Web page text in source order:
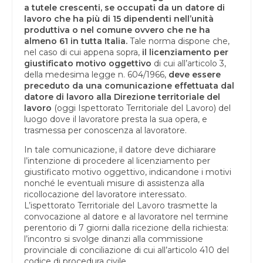
a tutele crescenti, se occupati da un datore di
lavoro che ha più di 15 dipendenti nell’unità
produttiva o nel comune ovvero che ne ha
almeno 61 in tutta Italia. Tale norma dispone che,
nel caso di cui appena sopra, il licenziamento per
giustificato motivo oggettivo di cui all’articolo 3,
della medesima legge n. 604/1966, deve essere
preceduto da una comunicazione effettuata dal
datore di lavoro alla Direzione territoriale del
lavoro (oggi Ispettorato Territoriale del Lavoro) del
luogo dove il lavoratore presta la sua opera, e
trasmessa per conoscenza al lavoratore.
In tale comunicazione, il datore deve dichiarare
l’intenzione di procedere al licenziamento per
giustificato motivo oggettivo, indicandone i motivi
nonché le eventuali misure di assistenza alla
ricollocazione del lavoratore interessato.
L’ispettorato Territoriale del Lavoro trasmette la
convocazione al datore e al lavoratore nel termine
perentorio di 7 giorni dalla ricezione della richiesta:
l’incontro si svolge dinanzi alla commissione
provinciale di conciliazione di cui all’articolo 410 del